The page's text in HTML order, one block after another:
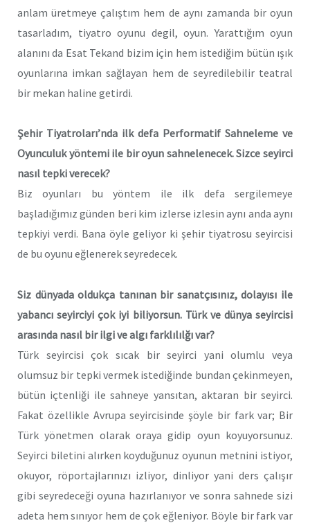
anlam üretmeye çalıştım hem de aynı zamanda bir oyun
tasarladım, tiyatro oyunu degil, oyun. Yarattığım oyun
alanını da Esat Tekand bizim için hem istediğim bütün ışık
oyunlarına imkan sağlayan hem de seyredilebilir teatral
bir mekan haline getirdi.
Şehir Tiyatroları’nda ilk defa Performatif Sahneleme ve
Oyunculuk yöntemi ile bir oyun sahnelenecek. Sizce seyirci
nasıl tepki verecek?
Biz oyunları bu yöntem ile ilk defa sergilemeye
başladığımız günden beri kim izlerse izlesin aynı anda aynı
tepkiyi verdi. Bana öyle geliyor ki şehir tiyatrosu seyircisi
de bu oyunu eğlenerek seyredecek.
Siz dünyada oldukça tanınan bir sanatçısınız, dolayısı ile
yabancı seyirciyi çok iyi biliyorsun. Türk ve dünya seyircisi
arasında nasıl bir ilgi ve algı farklılılğı var?
Türk seyircisi çok sıcak bir seyirci yani olumlu veya
olumsuz bir tepki vermek istediğinde bundan çekinmeyen,
bütün içtenliği ile sahneye yansıtan, aktaran bir seyirci.
Fakat özellikle Avrupa seyircisinde şöyle bir fark var; Bir
Türk yönetmen olarak oraya gidip oyun koyuyorsunuz.
Seyirci biletini alırken koyduğunuz oyunun metnini istiyor,
okuyor, röportajlarınızı izliyor, dinliyor yani ders çalışır
gibi seyredeceği oyuna hazırlanıyor ve sonra sahnede sizi
adeta hem sınıyor hem de çok eğleniyor. Böyle bir fark var